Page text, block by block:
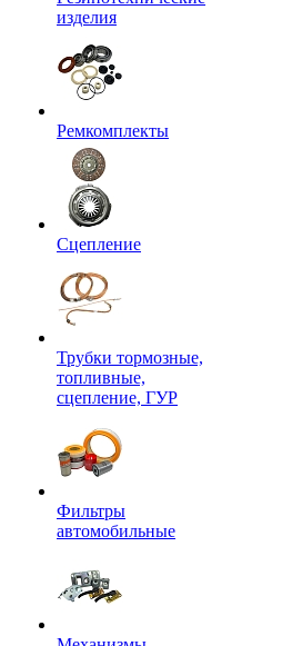
изделия
Ремкомплекты
Сцепление
Трубки тормозные,
топливные,
сцепление, ГУР
Фильтры
автомобильные